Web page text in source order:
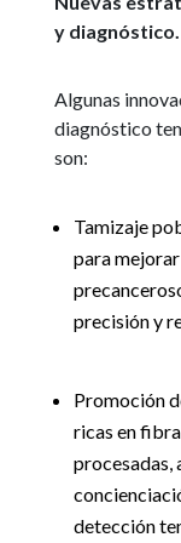
y diagnóstico.
Algunas
diagnóstico
son:
Tamizaje
para
precisión y
Promoción
ricas en
procesadas,
detección